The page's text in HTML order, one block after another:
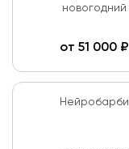
новогодний
от 51 000₽
Нейробарби